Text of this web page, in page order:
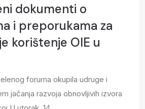
dokumenti o
i preporukama za
korištenje OIE u
foruma okupila udruge i
jačanja razvoja obnovljivih izvora